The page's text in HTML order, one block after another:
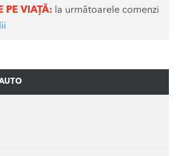
PE VIAȚĂ: la următoarele comenzi